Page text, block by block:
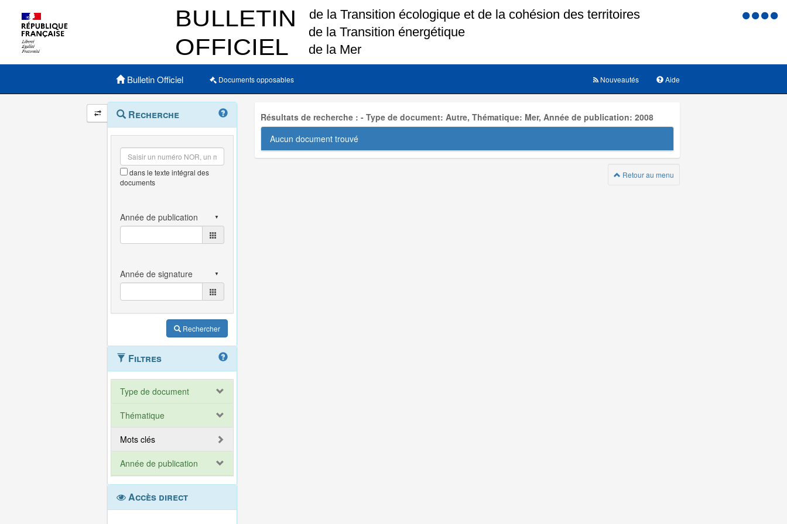
Menu
Menu principal
Bulletin Officiel Documents opposables Aide
Nouveautés
Navigation
et
outils
annexes
Menu
contextuel
Recherche
dans le texte intégral des
documents
Rechercher
Filtres
Type de document
Thématique
Mots clés
Année de publication
Accès direct
Résultats de recherche : - Type de document: Autre, Thématique: Mer, Année de publication: 2008
Aucun document trouvé
Retour au menu